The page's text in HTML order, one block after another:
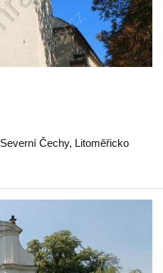
Severní Čechy, Litoměřicko